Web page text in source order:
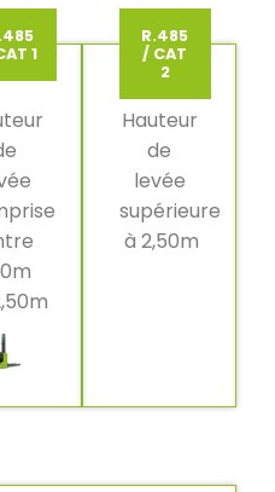
1
R.485
/ CAT
2
Hauteur
de
levée
supérieure
à 2,50m